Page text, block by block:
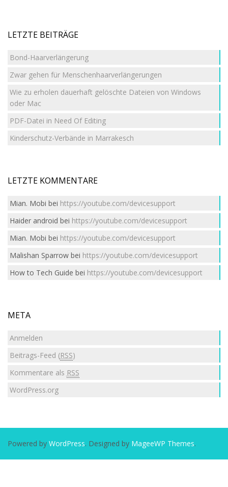
LETZTE BEITRÄGE
Bond-Haarverlängerung
Zwar gehen für Menschenhaarverlängerungen
Wie zu erholen dauerhaft gelöschte Dateien von Windows
oder Mac
PDF-Datei in Need Of Editing
Kinderschutz-Verbände in Marrakesch
LETZTE KOMMENTARE
Mian. Mobi bei https://youtube.com/devicesupport
Haider android bei https://youtube.com/devicesupport
Mian. Mobi bei https://youtube.com/devicesupport
Malishan Sparrowbei https://youtube.com/devicesupport
How to Tech Guide bei https://youtube.com/devicesupport
META
Anmelden
Beitrags-Feed (RSS)
Kommentare als RSS
WordPress.org
Powered by WordPress. Designed by MageeWP Themes.